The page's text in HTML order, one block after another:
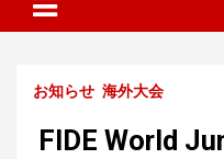
お知らせ 海外大会
FIDE World